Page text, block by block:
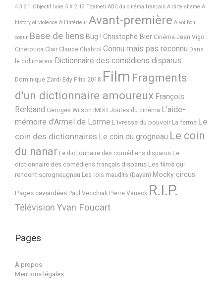
4 3 2 1 Objectif lune 5 X 2 13 Tzameti ABC du cinéma français A dirty shame A
history of violence A l'intérieur Avant-première A vot'bon
coeur Base de liens Bug ! Christophe Bier Cinéma Jean Vigo
Cinérotica Clair Claude Chabrol Connu mais pas reconnu Dans
le collimateur Dictionnaire des comédiens disparus
Dominique Zardi Edy Fifib 2018 Film Fragments
d'un dictionnaire amoureux François
Berléand Georges Wilson IMDB Joutes du cinéma L'aide-
mémoire d'Armel de Lorme L'ivresse du pouvoir La ferme Le
coin des dictionnaires Le coin du grogneau Le coin
du nanar Le dictionnaire des comédiens disparus Le
dictionnaire des comédiens français disparus Les films qui
rendent scrogneugneu Les rois maudits (Dayan) Mocky circus
Pages caviardées Paul Vecchiali Pierre Vaneck R.I.P.
TélévisionYvan Foucart
Pages
À propos
Mentions légales